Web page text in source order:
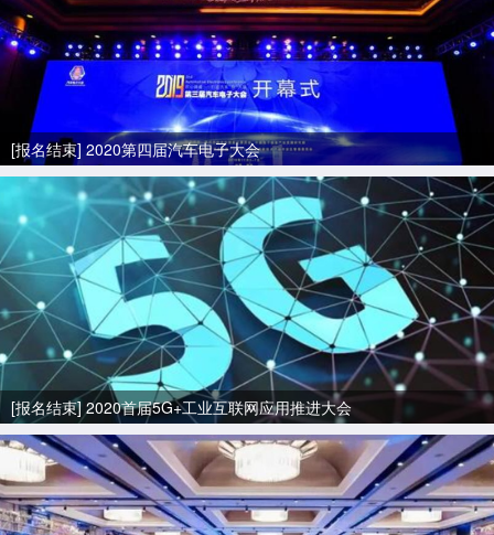
[报名结束] 2020第四届汽车电子大会
[报名结束] 2020首届5G+工业互联网应用推进大会